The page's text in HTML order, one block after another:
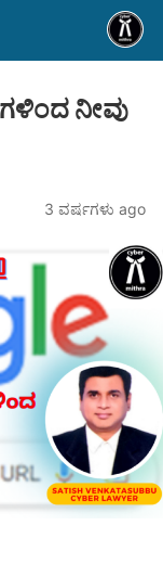
ನೀವು
3 ವರ್ಷಗಳು ago